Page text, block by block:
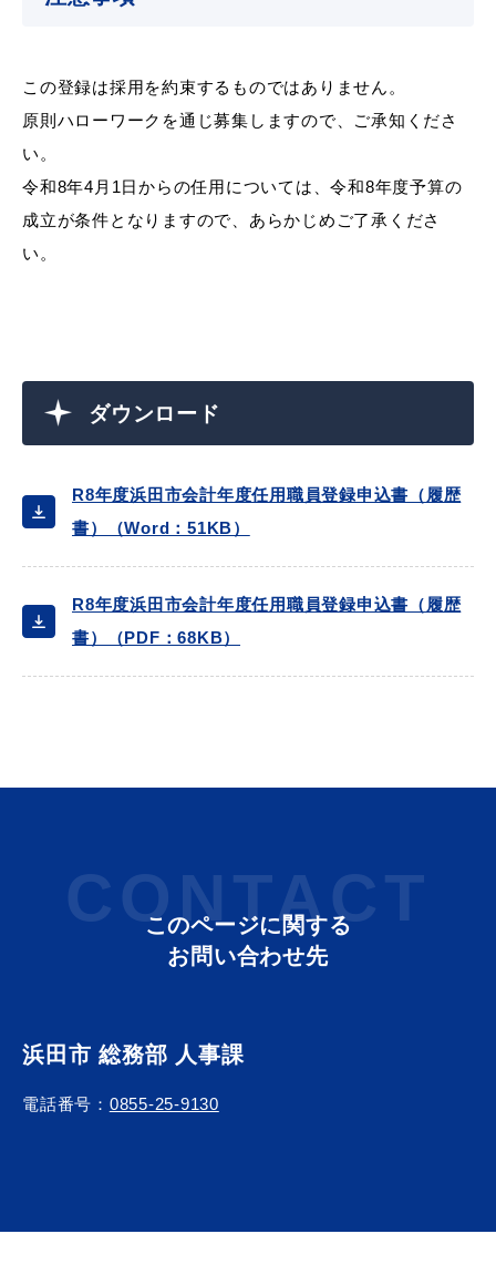
浜田市庁舎の
ご案内
各課への
お問い合わせ
この登録は採用を約束するものではありません。
原則ハローワークを通じ募集しますので、ご承知くださ
い。
令和8年4月1日からの任用については、令和8年度予算の
成立が条件となりますので、あらかじめご了承くださ
い。
ダウンロード
R8年度浜田市会計年度任用職員登録申込書（履歴
書）（Word：51KB）
R8年度浜田市会計年度任用職員登録申込書（履歴
書）（PDF：68KB）
CONTACT
このページに関する
お問い合わせ先
浜田市 総務部 人事課
電話番号： 0855-25-9130